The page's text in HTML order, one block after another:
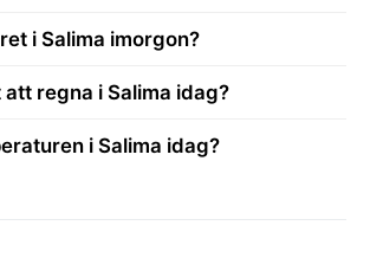
i Salima imorgon?
att regna i Salima idag?
i Salima idag?